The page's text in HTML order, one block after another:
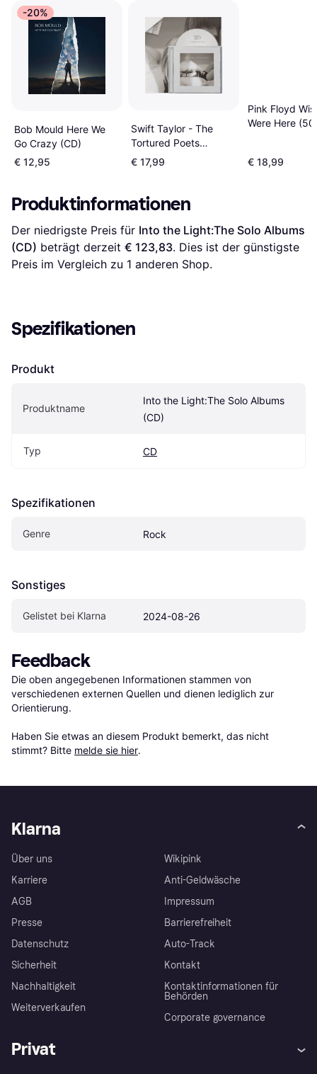
-20%
Bob Mould Here We
Go Crazy (CD)
€ 12,95
Swift Taylor - The
Tortured Poets
Department 2024
(CD)
€ 17,99
Pink Floyd
Were Here
€ 18,99
Produktinformationen
Der niedrigste Preis für Into the Light:The Solo Albums
(CD) beträgt derzeit € 123,83. Dies ist der günstigste
Preis im Vergleich zu 1 anderen Shop.
Spezifikationen
Produkt
Produktname
Into the Light:The Solo Albums
(CD)
Typ CD
Spezifikationen
Genre Rock
Sonstiges
Gelistet bei Klarna 2024-08-26
Feedback
Die oben angegebenen Informationen stammen von
verschiedenen externen Quellen und dienen lediglich zur
Orientierung.
Haben Sie etwas an diesem Produkt bemerkt, das nicht
stimmt? Bitte melde sie hier.
Klarna
Über uns
Karriere
AGB
Presse
Datenschutz
Sicherheit
Nachhaltigkeit
Weiterverkaufen
Wikipink
Anti-Geldwäsche
Impressum
Barrierefreiheit
Auto-Track
Kontakt
Kontaktinformationen für
Behörden
Corporate governance
Privat